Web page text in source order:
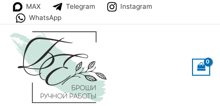
Перейти
содержимому
MAX Telegram
Instagram
WhatsApp